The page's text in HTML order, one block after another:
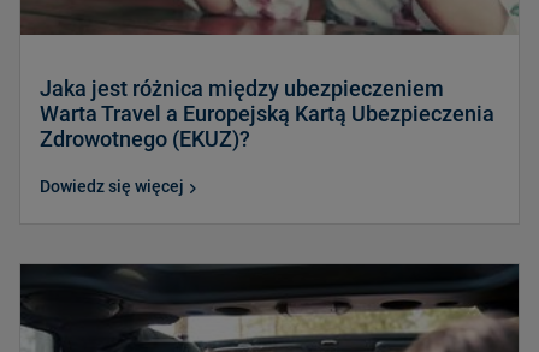
Jaka jest różnica między ubezpieczeniem
Warta Travel a Europejską Kartą Ubezpieczenia
Zdrowotnego (EKUZ)?
Dowiedz się więcej